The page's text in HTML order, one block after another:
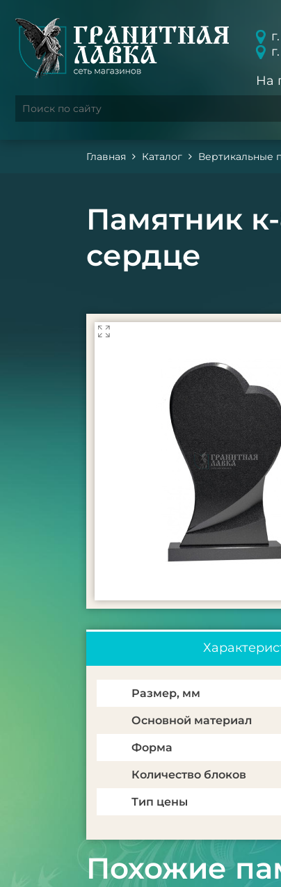
На
Главная Каталог Вертикальные
Памятник
сердце
Размер, мм
Основной материал
Форма
Количество блоков
Тип цены
Похожие